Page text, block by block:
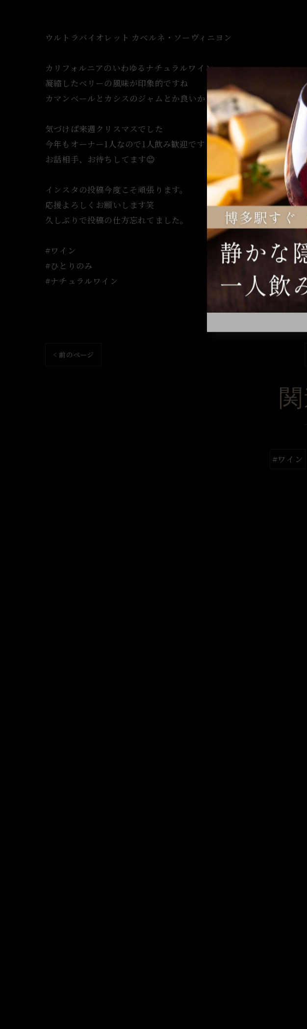
ウルトラバイオレット カベルネ・ソーヴィニヨン
カリフォルニアのいわゆるナチュラルワイン
凝縮したベリーの風味が印象的ですね
カマンベールとカシスのジャムとか良いかも(^O^)
気づけば来週クリスマスでした
今年もオーナー1人なので1人飲み歓迎です
お話相手、お待ちしてます😊
インスタの投稿今度こそ頑張ります。
応援よろしくお願いします笑
久しぶりで投稿の仕方忘れてました。
#ワイン
#ひとりのみ
#ナチュラルワイン
< 前のページ
#ワイン